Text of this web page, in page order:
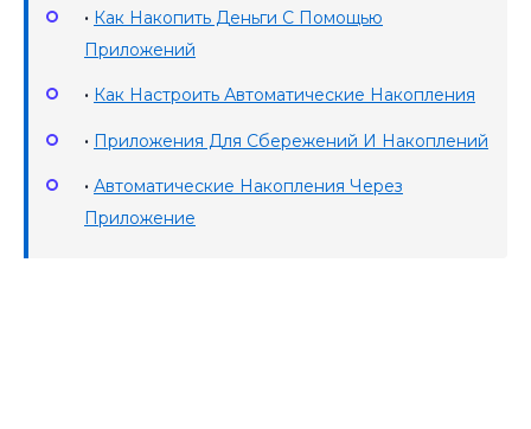
• Как Накопить Деньги С Помощью
Приложений
• Как Настроить Автоматические Накопления
• Приложения Для Сбережений И Накоплений
• Автоматические Накопления Через
Приложение